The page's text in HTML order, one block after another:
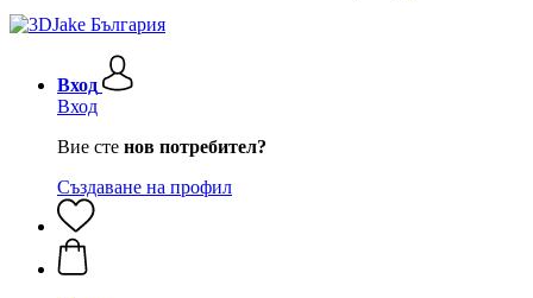
Вход
Вход
Вие сте нов потребител?
Създаване на профил